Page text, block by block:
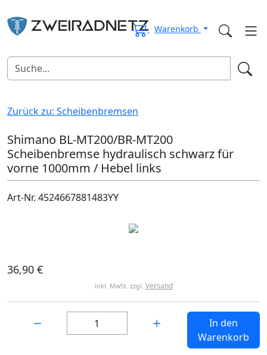
Warenkorb
Zurück zu: Scheibenbremsen
Shimano BL-MT200/BR-MT200
Scheibenbremse hydraulisch schwarz für
vorne 1000mm / Hebel links
Art-Nr. 4524667881483YY
36,90 €
inkl. MwSt. zzgl. Versand
In den
Warenkorb